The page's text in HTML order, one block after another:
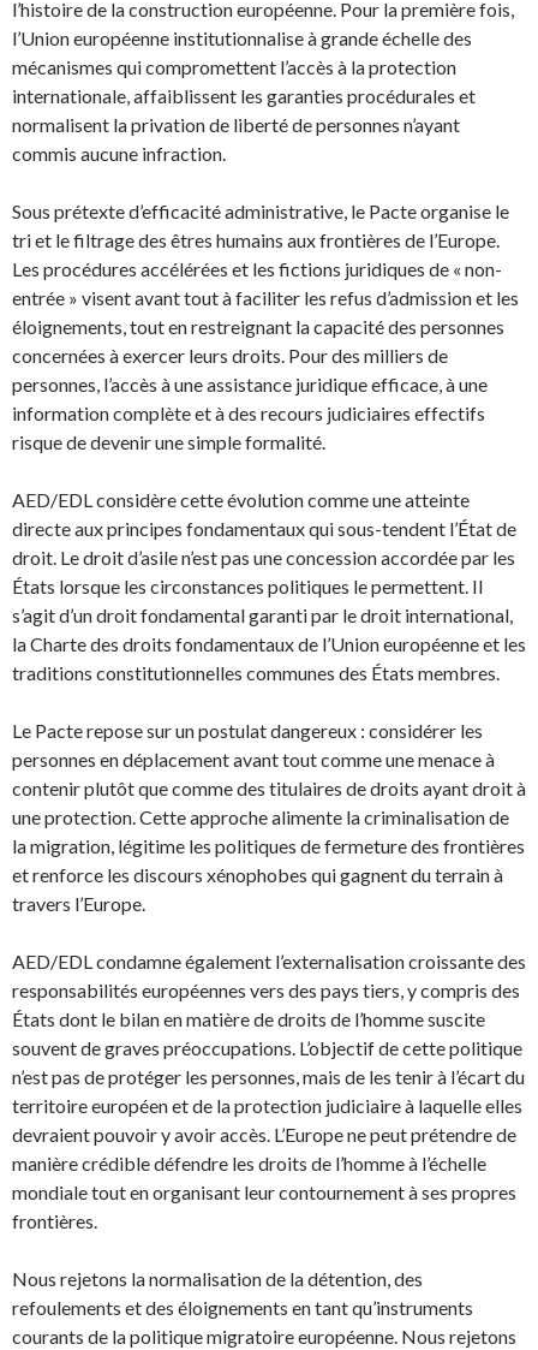
l’histoire de la construction européenne. Pour la première fois,
l’Union européenne institutionnalise à grande échelle des
mécanismes qui compromettent l’accès à la protection
internationale, affaiblissent les garanties procédurales et
normalisent la privation de liberté de personnes n’ayant
commis aucune infraction.
Sous prétexte d’efficacité administrative, le Pacte organise le
tri et le filtrage des êtres humains aux frontières de l’Europe.
Les procédures accélérées et les fictions juridiques de « non-
entrée » visent avant tout à faciliter les refus d’admission et les
éloignements, tout en restreignant la capacité des personnes
concernées à exercer leurs droits. Pour des milliers de
personnes, l’accès à une assistance juridique efficace, à une
information complète et à des recours judiciaires effectifs
risque de devenir une simple formalité.
AED/EDL considère cette évolution comme une atteinte
directe aux principes fondamentaux qui sous-tendent l’État de
droit. Le droit d’asile n’est pas une concession accordée par les
États lorsque les circonstances politiques le permettent. Il
s’agit d’un droit fondamental garanti par le droit international,
la Charte des droits fondamentaux de l’Union européenne et les
traditions constitutionnelles communes des États membres.
Le Pacte repose sur un postulat dangereux : considérer les
personnes en déplacement avant tout comme une menace à
contenir plutôt que comme des titulaires de droits ayant droit à
une protection. Cette approche alimente la criminalisation de
la migration, légitime les politiques de fermeture des frontières
et renforce les discours xénophobes qui gagnent du terrain à
travers l’Europe.
AED/EDL condamne également l’externalisation croissante des
responsabilités européennes vers des pays tiers, y compris des
États dont le bilan en matière de droits de l’homme suscite
souvent de graves préoccupations. L’objectif de cette politique
n’est pas de protéger les personnes, mais de les tenir à l’écart du
territoire européen et de la protection judiciaire à laquelle elles
devraient pouvoir y avoir accès. L’Europe ne peut prétendre de
manière crédible défendre les droits de l’homme à l’échelle
mondiale tout en organisant leur contournement à ses propres
frontières.
Nous rejetons la normalisation de la détention, des
refoulements et des éloignements en tant qu’instruments
courants de la politique migratoire européenne. Nous rejetons